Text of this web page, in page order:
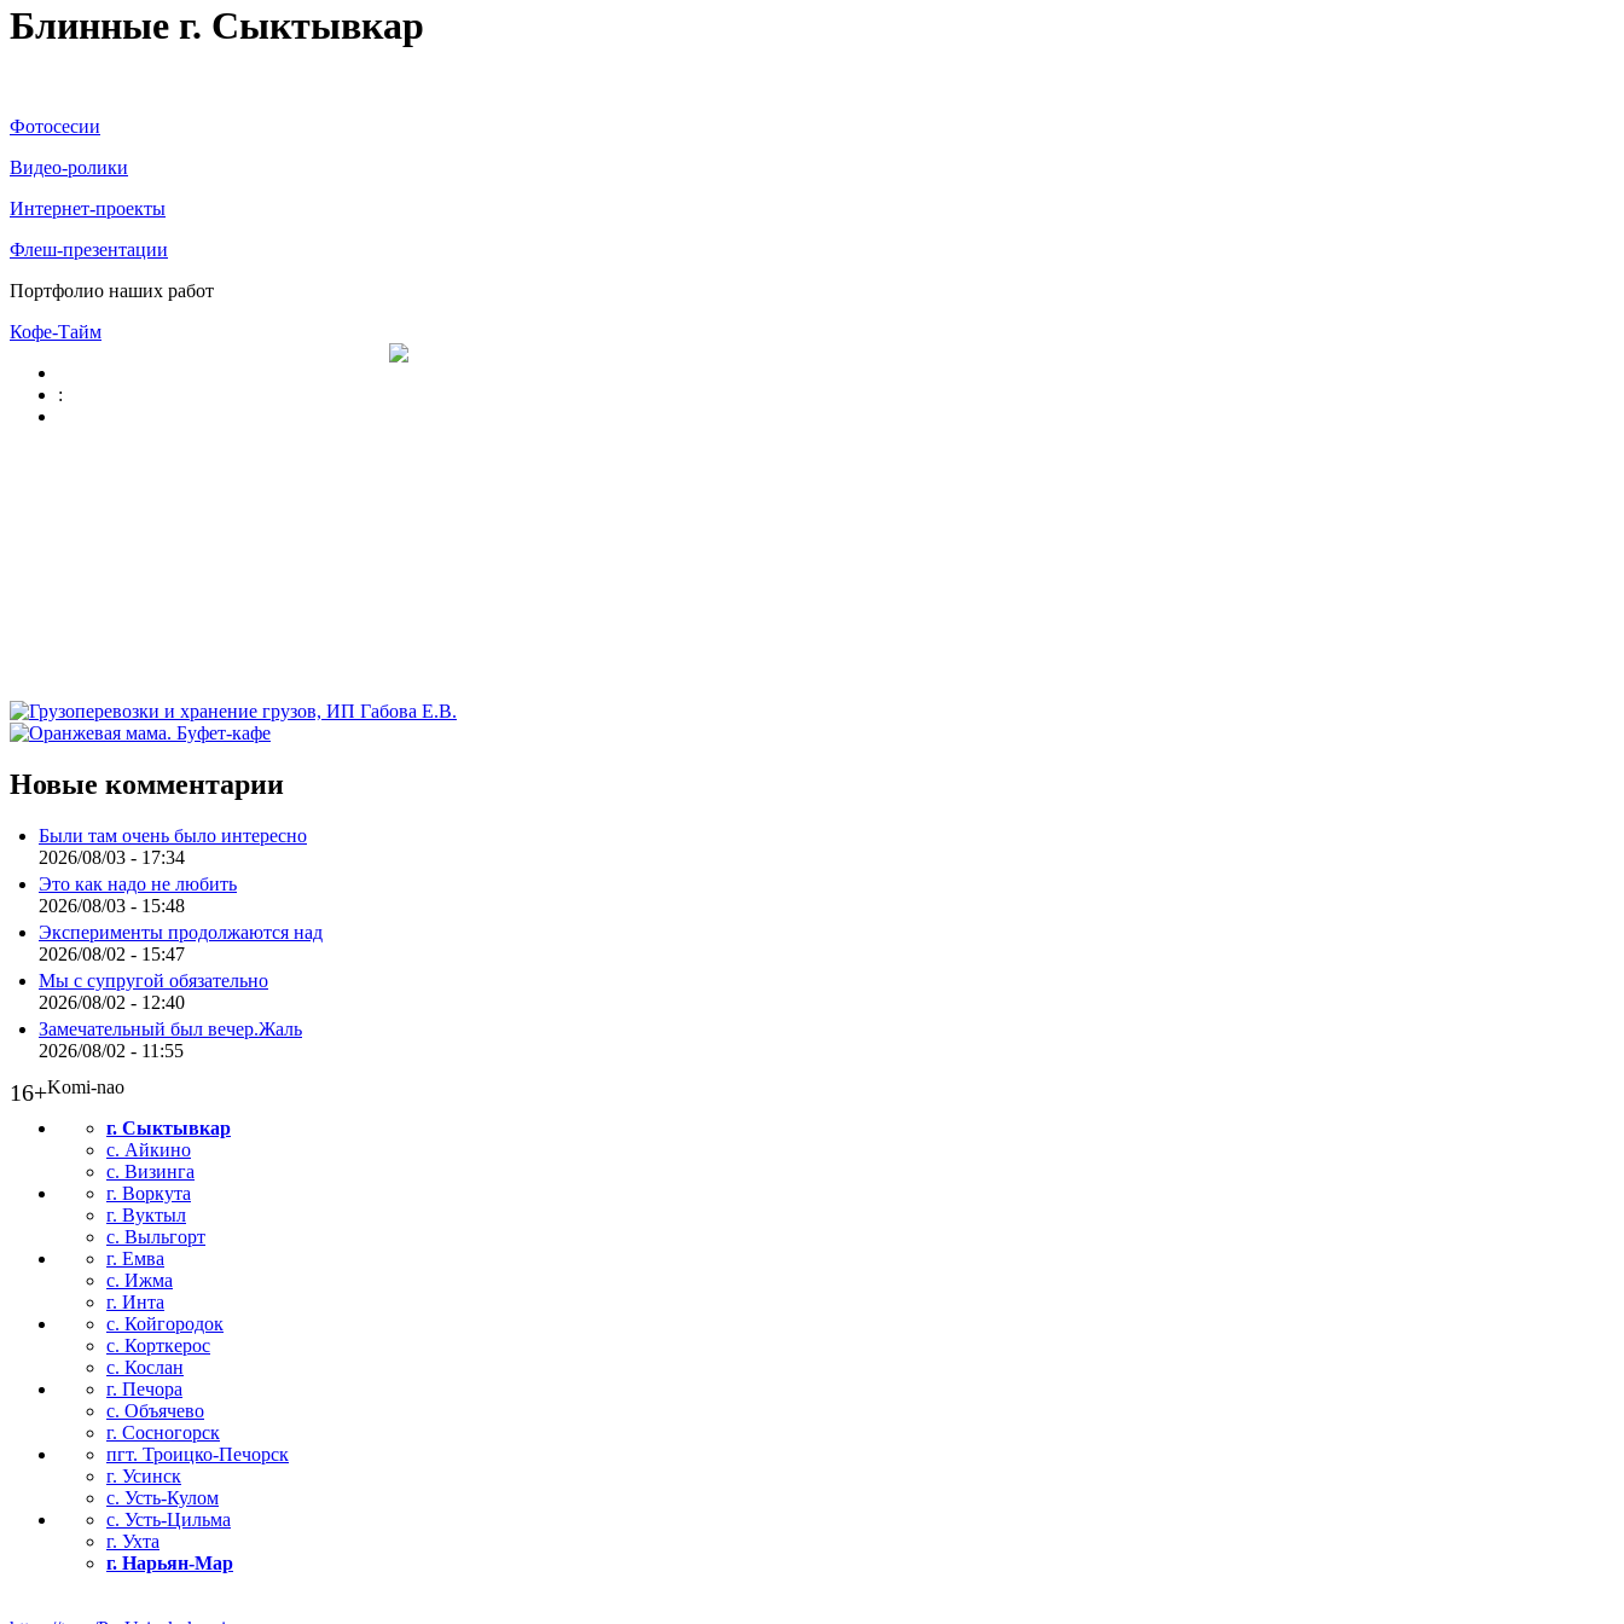
Блинные г. Сыктывкар
Фотосесии
Видео-ролики
Интернет-проекты
Флеш-презентации
Портфолио наших работ
Кофе-Тайм
:
Новые комментарии
Были там очень было интересно
2026/08/03 - 17:34
Это как надо не любить
2026/08/03 - 15:48
Эксперименты продолжаются над
2026/08/02 - 15:47
Мы с супругой обязательно
2026/08/02 - 12:40
Замечательный был вечер.Жаль
2026/08/02 - 11:55
16+Komi-nao
г. Сыктывкар
с. Айкино
с. Визинга
г. Воркута
г. Вуктыл
с. Выльгорт
г. Емва
с. Ижма
г. Инта
с. Койгородок
с. Корткерос
с. Кослан
г. Печора
с. Объячево
г. Сосногорск
пгт. Троицко-Печорск
г. Усинск
с. Усть-Кулом
с. Усть-Цильма
г. Ухта
г. Нарьян-Мар